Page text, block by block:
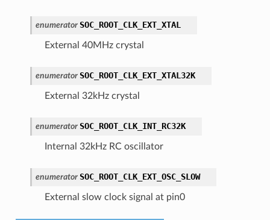
enumerator SOC_ROOT_CLK_EXT_XTAL
External 40MHz crystal
enumerator SOC_ROOT_CLK_EXT_XTAL32K
External 32kHz crystal
enumerator SOC_ROOT_CLK_INT_RC32K
Internal 32kHz RC oscillator
enumerator SOC_ROOT_CLK_EXT_OSC_SLOW
External slow clock signal at pin0